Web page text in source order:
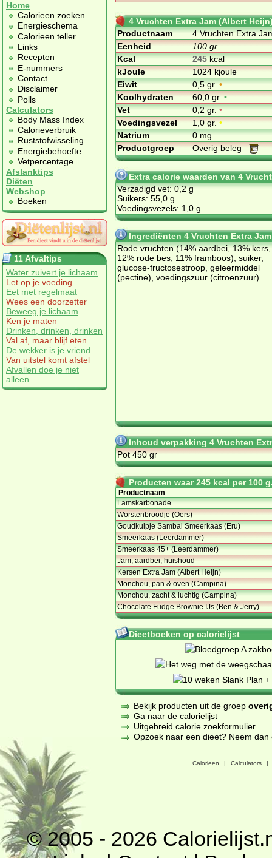
Home
Calorieen zoeken
Energieschema
Calorieen teller
Links
Recepten
E-nummers
Contact
Disclaimer
Polls
Calculators
Body Mass Index
Calorieverbruik
Ruststofwisseling
Energiebehoefte
Vetpercentage
Afslanktips
Diëten
Webshop
Boeken
11 Afvaltips
Water zuivert je lichaam
Let op je voeding
Eet met regelmaat
Wees een doorzetter
Beweeg je lichaam
Ken je maten
Drinken, drinken, drinken
Val af, maar blijf eten
De wekker is je vriend
Van uitstel komt afstel
Afvallen doe je niet
alleen
4 Vruchten Extra Jam (Albert
Productnaam
4 Vruchten Extra
Eenheid
100 gr.
Kcal
245kcal
kJoule
1024 kjoule
Eiwit
0,5 gr.•
Koolhydraten
60,0 gr.•
Vet
0,2 gr.•
Voedingsvezel
1,0 gr.•
Natrium
0 mg.
Productgroep
Overig beleg
Extra calorie waarden van 4
Verzadigd vet: 0,2 g
Suikers: 55,0 g
Voedingsvezels: 1,0 g
Ingrediënten 4 Vruchten Extra
Rode vruchten (14% aardbei, 13% kers,
12% rode bes, 11% framboos), suiker,
glucose-fructosestroop, geleermiddel
(pectine), voedingszuur (citroenzuur).
Inhoud verpakking 4 Vruchten
Pot 450 gr
Producten waar 245 kcal per 100
Productnaam
Lamskarbonade
Worstenbroodje (Oers)
Goudkuipje Sambal Smeerkaas (Eru)
Smeerkaas (Leerdammer)
Smeerkaas 45+ (Leerdammer)
Jam, aardbei, huishoud
Kersen Extra Jam (Albert Heijn)
Monchou, pan & oven (Campina)
Monchou, zacht & luchtig (Campina)
Chocolate Fudge Brownie IJs (Ben & Jerry)
Dieetboeken op calorielijst
Bekijk producten uit de groep
Ga naar de calorielijst
Uitgebreid calorie zoekformulier
Opzoek naar een dieet? Neem
Calorieen | Calculators |
© 2005 - 2026